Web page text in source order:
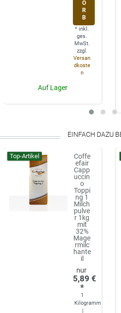
O
R
B
* inkl.
ges.
MwSt.
zzgl.
Versan
dkoste
n
Auf Lager
EINFACH DAZU
Top-Artikel
Coffe
efair
Capp
uccin
o
Toppi
ng 1
Milch
pulve
r 1kg
mit
32%
Mage
rmilc
hante
il
5,89 €
*
1
Kilogramm